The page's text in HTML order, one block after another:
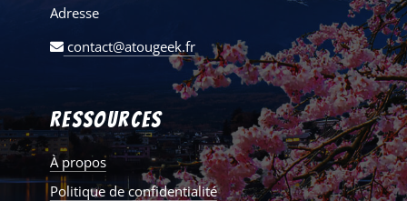
Adresse
contact@atougeek.fr
Ressources
À propos
Politique de confidentialité